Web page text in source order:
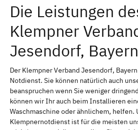
Die Leistungen
Klempner
Jesendorf, Bayern
Der Klempner Verband Jesendorf,
Notdienst. Sie können natürlich auch
beanspruchen wenn Sie weniger
können wir Ihr auch beim Installieren
Waschmaschine oder ähnlichem, helfen.
Klempnernotdienst ist für die meisten